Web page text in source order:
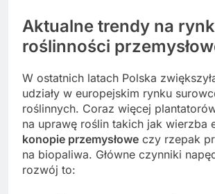
Aktualne trendy na
roślinności
W ostatnich latach Polska
udziały w europejskim rynku
roślinnych. Coraz więcej
na uprawę roślin takich jak wierzba
konopie przemysłowe czy rzepak
na biopaliwa. Główne czynniki
rozwój to: